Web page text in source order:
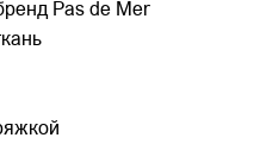
Pas de Mer